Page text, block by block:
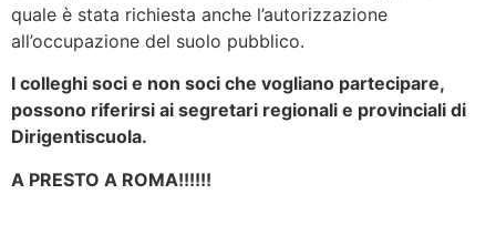
quale è stata richiesta anche l’autorizzazione
all’occupazione del suolo pubblico.
I colleghi soci e non soci che vogliano partecipare,
possono riferirsi ai segretari regionali e provinciali di
Dirigentiscuola.
A PRESTO A ROMA!!!!!!